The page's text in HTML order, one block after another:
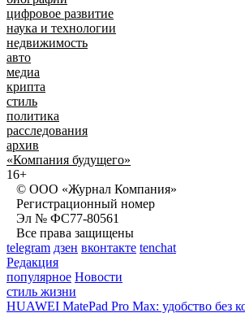
цифровое развитие
наука и технологии
недвижимость
авто
медиа
крипта
стиль
политика
расследования
архив
«Компания будущего»
16+
© ООО «Журнал Компания»
Регистрационный номер
Эл № ФС77-80561
Все права защищены
telegram дзен вконтакте tenchat
Редакция
популярное Новости
стиль жизни
HUAWEI MatePad Pro Max: удобство без